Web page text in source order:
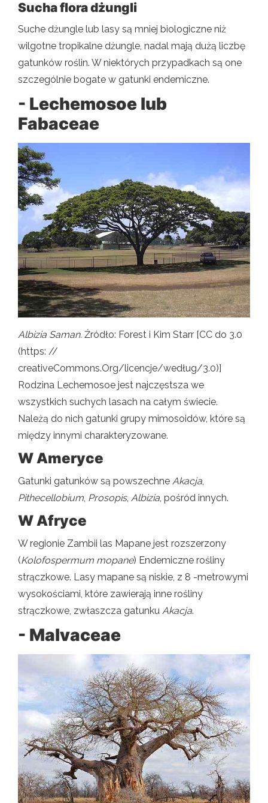
Sucha flora dżungli
Suche dżungle lub lasy są mniej biologiczne niż
wilgotne tropikalne dżungle, nadal mają dużą liczbę
gatunków roślin. W niektórych przypadkach są one
szczególnie bogate w gatunki endemiczne.
- Lechemosoe lub
Fabaceae
Albizia Saman. Źródło: Forest i Kim Starr [CC do 3.0
(https: //
creativeCommons.Org/licencje/według/3.0)]
Rodzina Lechemosoe jest najczęstsza we
wszystkich suchych lasach na całym świecie.
Należą do nich gatunki grupy mimosoidów, które są
między innymi charakteryzowane.
W Ameryce
Gatunki gatunków są powszechne Akacja
Pithecellobium Prosopis, Albizia , pośród innych.
W Afryce
W regionie Zambii las Mapane jest rozszerzony
(Kolofospermum mopane) Endemiczne rośliny
strączkowe. Lasy mapane są niskie, z 8 -metrowymi
wysokościami, które zawierają inne rośliny
strączkowe, zwłaszcza gatunku Akacja.
- Malvaceae